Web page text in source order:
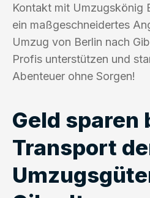
Kontakt mit Umzugskönig
ein maßgeschneidertes
Umzug von Berlin nach
Profis unterstützen und
Abenteuer ohne Sorgen!
Geld sparen
Transport